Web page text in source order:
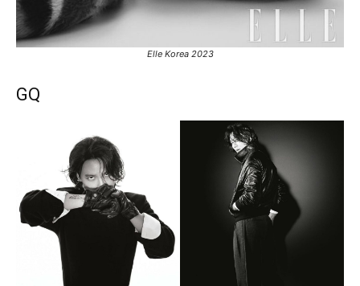
Elle Korea 2023
GQ